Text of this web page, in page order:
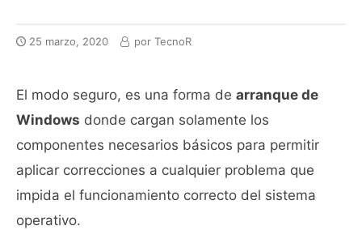
25 marzo, 2020 por TecnoR
El modo seguro, es una forma de arranque de
Windows donde cargan solamente los
componentes necesarios básicos para permitir
aplicar correcciones a cualquier problema que
impida el funcionamiento correcto del sistema
operativo.